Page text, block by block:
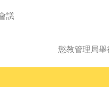
議
懲教管理局